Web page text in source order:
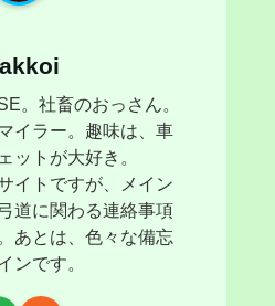
。社畜のおっさん。
イラー。趣味は、車
ットが大好き。
イトですが、メイン
道に関わる連絡事項
あとは、色々な備忘
ンです。